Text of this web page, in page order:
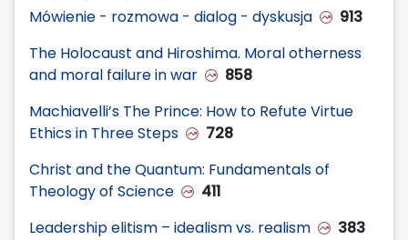
Mówienie - rozmowa - dialog - dyskusja
913
The Holocaust and Hiroshima. Moral otherness
and moral failure in war
858
Machiavelli’s The Prince: How to Refute Virtue
Ethics in Three Steps
728
Christ and the Quantum: Fundamentals of
Theology of Science
411
Leadership elitism – idealism vs. realism
383